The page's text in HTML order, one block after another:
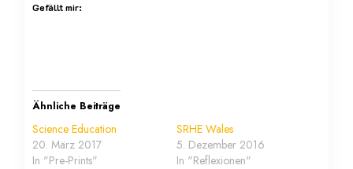
Gefällt mir:
Ähnliche Beiträge
Science Education
20. März 2017
In "Pre-Prints"
SRHE Wales
5. Dezember 2016
In "Reflexionen"